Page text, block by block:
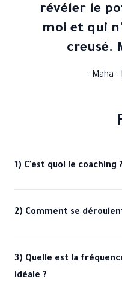
révéler le
moi et qui
creusé.
- Maha -
1) C'est quoi le coaching ?
2) Comment se
3) Quelle est la
idéale ?